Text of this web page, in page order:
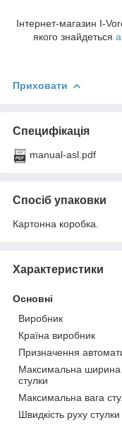
Інтернет-магазин I-
якого знайдеться
Приховати
Специфікація
manual-asl.pdf
Спосіб упаковки
Картонна коробка.
Характеристики
Основні
Виробник
Країна виробник
Призначення
Максимальна ширина
стулки
Максимальна вага
Швидкість руху стулки